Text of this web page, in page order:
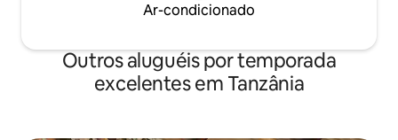
Ar-condicionado
Outros aluguéis por temporada
excelentes em Tanzânia